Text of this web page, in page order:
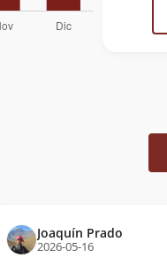
Joaquín Prado
2026-05-16